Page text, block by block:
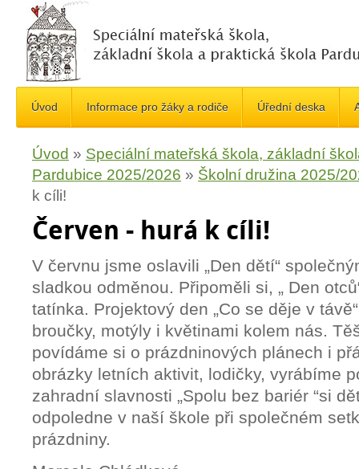
Úvod Informace pro žáky a rodiče Úřední deska
Úvod » Speciální mateřská škola, základní
Pardubice 2025/2026 » Školní družina 2025/
k cíli!
Červen - hurá k cíli!
V červnu jsme oslavili „Den dětí“
sladkou odměnou. Připoměli si, „ Den
tatínka. Projektový den „Co se děje v
broučky, motýly i květinami kolem nás.
povídáme si o prázdninových plánech i
obrázky letních aktivit, lodičky, vyrábíme
zahradní slavnosti „Spolu bez bariér “si
odpoledne v naší škole při společném
prázdniny.